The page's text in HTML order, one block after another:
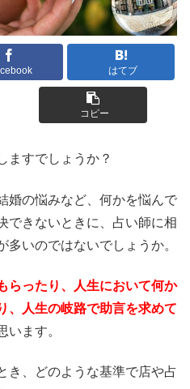
はてブ
コピー
ますでしょうか？
婚の悩みなど、何かを悩んで
できないときに、占い師に相
いのではないでしょうか。
らったり、人生において何か
、人生の岐路で助言を求めて
います。
き、どのような基準で店や占